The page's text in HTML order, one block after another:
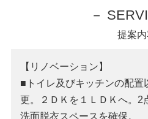
－
提案
【リノベーション】
■トイレ及びキッチンの配置
更。２ＤＫを１ＬＤＫへ。2
洗面脱衣スペースを確保。